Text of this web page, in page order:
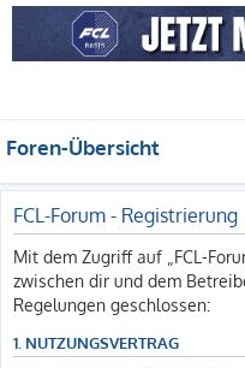
Foren-Übersicht
FCL-Forum - Registrierung
Mit dem Zugriff auf „FCL-
zwischen dir und dem
Regelungen geschlossen:
1. NUTZUNGSVERTRAG